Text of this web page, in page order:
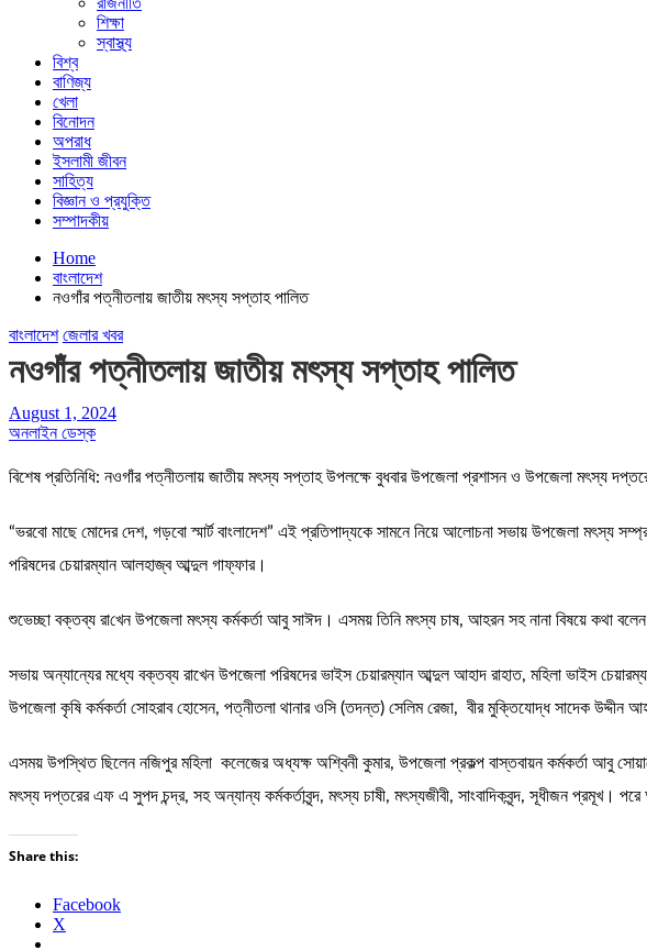
শিক্ষা
স্বাস্থ্য
বিশ্ব
বাণিজ্য
খেলা
বিনোদন
অপরাধ
ইসলামী জীবন
সাহিত্য
বিজ্ঞান ও প্রযুক্তি
সম্পাদকীয়
Home
বাংলাদেশ
নওগাঁর পত্নীতলায় জাতীয় মৎস্য সপ্তাহ পালিত
বাংলাদেশ জেলার খবর
নওগাঁর পত্নীতলায় জাতীয় মৎস্য সপ্তাহ পালিত
August 1, 2024
অনলাইন ডেস্ক
বিশেষ প্রতিনিধি: নওগাঁর পত্নীতলায় জাতীয় মৎস্য সপ্তাহ উপলক্ষে বুধবার উপজেলা প্রশাসন ও উপজেলা মৎস্য
“ভরবো মাছে মোদের দেশ, গড়বো স্মার্ট বাংলাদেশ” এই‌ প্রতিপাদ্যকে সামনে নিয়ে আলোচনা সভায় উপজেলা মৎস্য
পরিষদের চেয়ারম্যান আলহাজ্ব আব্দুল গাফ্ফার।
শুভেচ্ছা বক্তব্য রা‌খেন উপজেলা মৎস্য কর্মকর্তা আবু সাঈদ। এসময় তি‌নি মৎস্য চাষ, আহরন সহ নানা বিষয়ে কথা
সভায় অন্যান্যের মধ্যে বক্তব্য রাখেন উপজেলা পরিষদের ভাইস চেয়ারম্যান আব্দুল আহাদ রাহাত, মহিলা ভাইস
উপজেলা কৃষি কর্মকর্তা সোহরাব হোসেন, পত্নীতলা থানার ওসি (তদন্ত) সেলিম রেজা, বীর মুক্তিযোদ্ধ সাদেক
এসময় উপস্থিত ছিলেন নজিপুর ম‌হিলা কলেজের অধ্যক্ষ অশ্বিনী কুমার, উপজেলা প্রকল্প বাস্তবায়ন কর্মকর্তা আবু
মৎস্য দপ্তরের এফ এ সুপদ চন্দ্র, সহ অন্যান্য কর্মকর্তাবৃন্দ, মৎস্য চাষী, মৎস্যজীবী, সাংবা‌দিকবৃন্দ, সূধীজন প্রমূখ।
Share this:
Facebook
X